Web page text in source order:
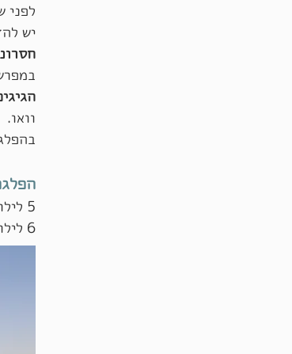
לפני
יש
וואו.
5 לילות מאסואן -לאיסנה (7 לילות עד קינה).
6 לילות מאיסנה-לאסואן (8 לילות מקינה).